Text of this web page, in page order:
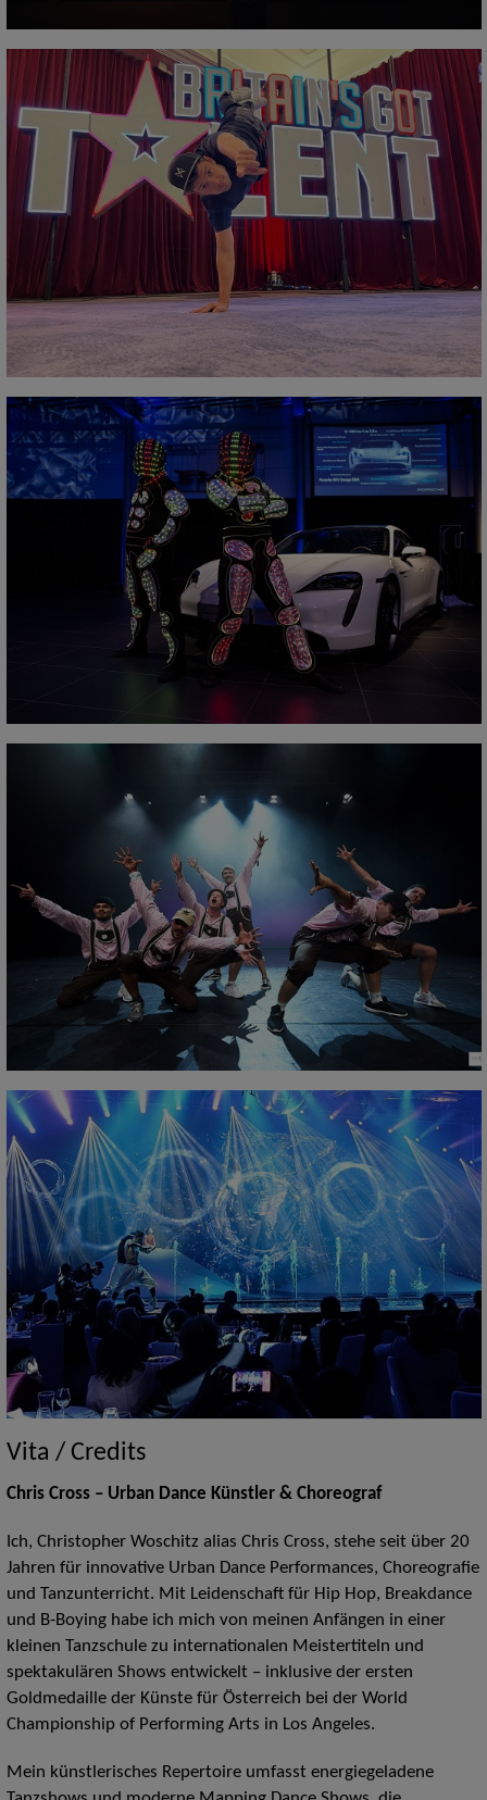
Vita / Credits
Chris Cross – Urban Dance Künstler & Choreograf
Ich, Christopher Woschitz alias Chris Cross, stehe seit über 20
Jahren für innovative Urban Dance Performances, Choreografie
und Tanzunterricht. Mit Leidenschaft für Hip Hop, Breakdance
und B-Boying habe ich mich von meinen Anfängen in einer
kleinen Tanzschule zu internationalen Meistertiteln und
spektakulären Shows entwickelt – inklusive der ersten
Goldmedaille der Künste für Österreich bei der World
Championship of Performing Arts in Los Angeles.
Mein künstlerisches Repertoire umfasst energiegeladene